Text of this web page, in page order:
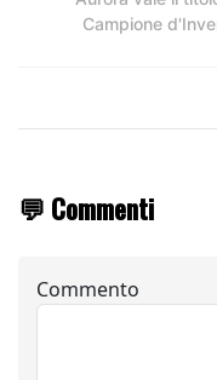
Campione
💬 Commenti